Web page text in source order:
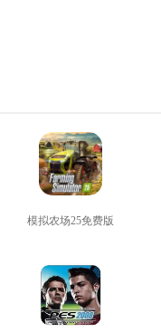
模拟农场25免费版